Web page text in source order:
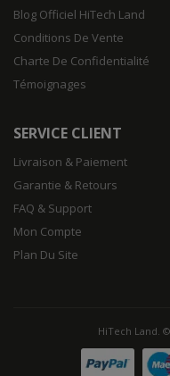
Blog Officiel HiTech Land
Conditions De Vente
Charte De Confidentialité
Témoignages
SERVICE CLIENT
Livraison & Paiement
Garantie & Retours
FAQ & Support
Mon Compte
Plan Du Site
HiTech Land.